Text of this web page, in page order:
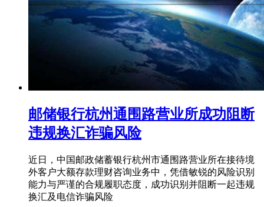
邮储银行杭州通围路营业所成功阻断
违规换汇诈骗风险
近日，中国邮政储蓄银行杭州市通围路营业所在接待境
外客户大额存款理财咨询业务中，凭借敏锐的风险识别
能力与严谨的合规履职态度，成功识别并阻断一起违规
换汇及电信诈骗风险